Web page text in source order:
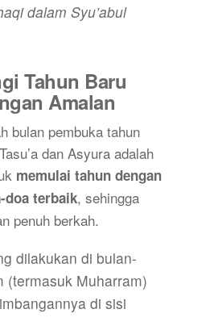
dalam Syu’abul
Tahun Baru
Amalan
bulan pembuka tahun
dan Asyura adalah
memulai tahun dengan
doa terbaik, sehingga
penuh berkah.
dilakukan di bulan-
(termasuk Muharram)
di sisi